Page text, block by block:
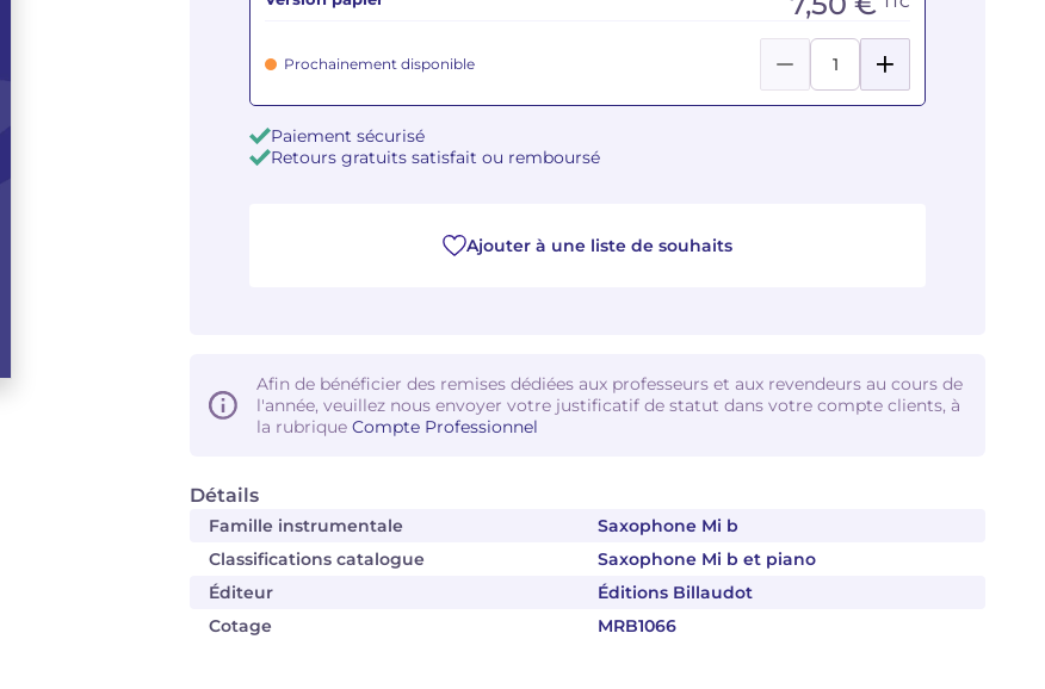
Détails
Famille instrumentale
Saxophone Mi b
Classifications catalogue
Saxophone Mi b et piano
Éditeur
Éditions Billaudot
Cotage
MRB1066
Prochainement disponible
Paiement sécurisé
Retours gratuits satisfait ou remboursé
Ajouter à une liste de souhaits
Afin de bénéficier des remises dédiées aux professeurs et aux revendeurs au cours de
l'année, veuillez nous envoyer votre justificatif de statut dans votre compte clients, à
la rubrique Compte Professionnel